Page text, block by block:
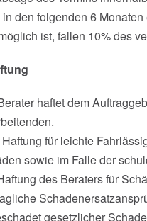
in den folgenden 6
ist, fallen 10% des
haftet dem
für leichte
sowie im Falle der
des Beraters für
gesetzlicher